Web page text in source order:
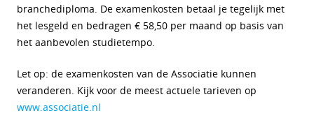
branchediploma. De examenkosten betaal je tegelijk met
het lesgeld en bedragen € 58,50 per maand op basis van
het aanbevolen studietempo.
Let op: de examenkosten van de Associatie kunnen
veranderen. Kijk voor de meest actuele tarieven op
www.associatie.nl